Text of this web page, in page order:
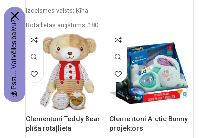
Izcelsmes valsts: Ķīna
Rotaļlietas augstums: 180
gadiem
Elementi: 3 x AA (nav iekļauti)
Clementoni Teddy Bear
plīša rotaļlieta
Clementoni Arctic Bunny
projektors
💰 Psst... Vai vēlies balvu?